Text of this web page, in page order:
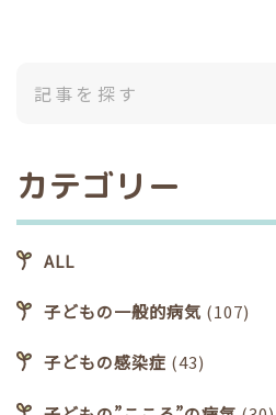
カテゴリー
ALL
子どもの一般的病気 (107)
子どもの感染症 (43)